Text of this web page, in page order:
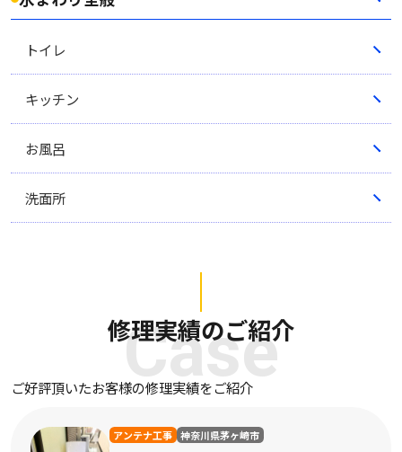
トイレ
キッチン
お風呂
洗面所
Case
修理実績のご紹介
ご好評頂いたお客様の修理実績をご紹介
アンテナ工事 神奈川県茅ヶ崎市